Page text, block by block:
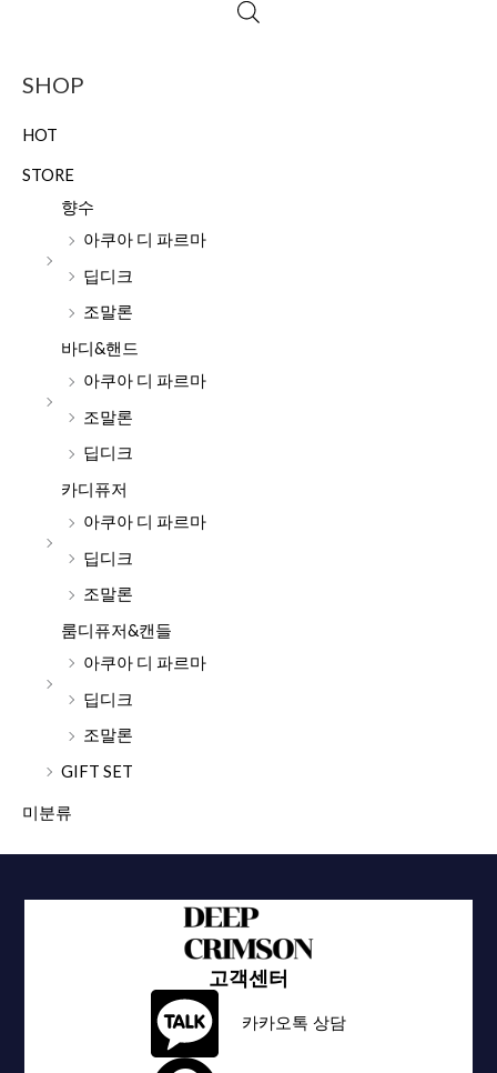
SHOP
HOT
STORE
향수
아쿠아 디 파르마
딥디크
조말론
바디&핸드
아쿠아 디 파르마
조말론
딥디크
카디퓨저
아쿠아 디 파르마
딥디크
조말론
룸디퓨저&캔들
아쿠아 디 파르마
딥디크
조말론
GIFT SET
미분류
고객센터
카카오톡 상담